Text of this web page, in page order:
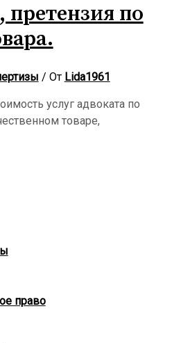
претензия по
/ От Lida1961
услуг адвоката по
товаре,
право